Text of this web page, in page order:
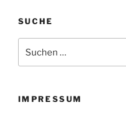
SUCHE
nach:
IMPRESSUM